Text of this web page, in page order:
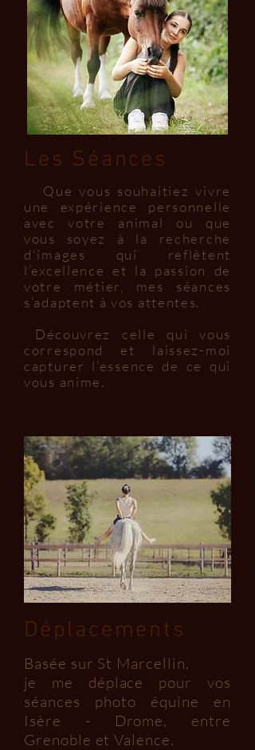
Les Séances
Que vous souhaitiez vivre
une expérience personnelle
avec votre animal ou que
vous soyez à la recherche
d'images qui reflètent
l’excellence et la passion de
votre métier, mes séances
s’adaptent à vos attentes.
Découvrez celle qui vous
correspond et laissez-moi
capturer l’essence de ce qui
vous anime.
Déplacements
Basée sur St Marcellin,
je me déplace pour vos
séances photo équine en
Isère - Drome, entre
Grenoble et Valence.